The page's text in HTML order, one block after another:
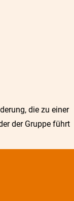
die zu einer
der Gruppe führt